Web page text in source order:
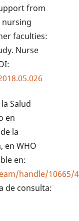
from
faculties:
Nurse
Salud
en
la
en WHO
en:
handle/10665/
de consulta: